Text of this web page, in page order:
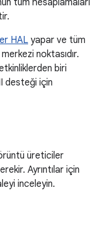
HAL yapar ve tüm
noktasıdır.
biri
desteği için
üreticiler
Ayrıntılar için
inceleyin.